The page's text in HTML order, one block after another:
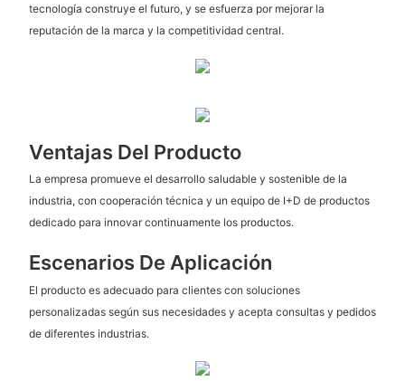
tecnología construye el futuro, y se esfuerza por mejorar la
reputación de la marca y la competitividad central.
Ventajas Del Producto
La empresa promueve el desarrollo saludable y sostenible de la
industria, con cooperación técnica y un equipo de I+D de productos
dedicado para innovar continuamente los productos.
Escenarios De Aplicación
El producto es adecuado para clientes con soluciones
personalizadas según sus necesidades y acepta consultas y pedidos
de diferentes industrias.